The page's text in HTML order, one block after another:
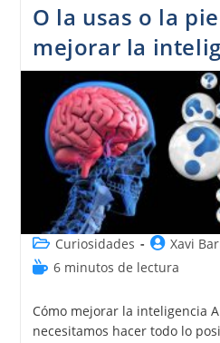
O la usas o la
mejorar la
Curiosidades
Xavi
6 minutos de lectura
Cómo mejorar la inteligencia
necesitamos hacer todo lo